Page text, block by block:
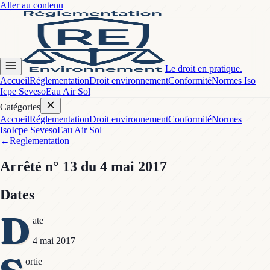
Aller au contenu
Le droit en pratique.
AccueilRéglementationDroit environnementConformitéNormes Iso
Icpe SevesoEau Air Sol
Catégories
AccueilRéglementationDroit environnementConformitéNormes
IsoIcpe SevesoEau Air Sol
←Reglementation
Arrêté n° 13 du 4 mai 2017
Dates
D ate
4 mai 2017
ortie